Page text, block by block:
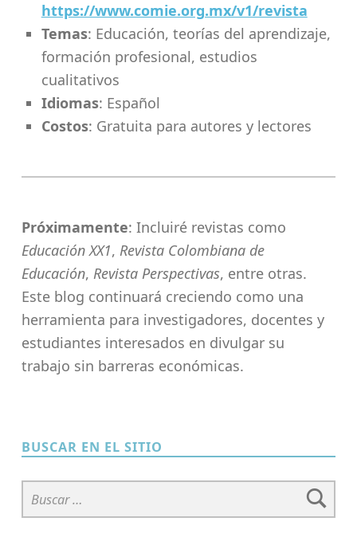
https://www.comie.org.mx/v1/revista
Temas: Educación, teorías del aprendizaje,
formación profesional, estudios
cualitativos
Idiomas: Español
Costos: Gratuita para autores y lectores
Próximamente: Incluiré revistas como
Educación XX1, Revista Colombiana de
Educación, Revista Perspectivas, entre otras.
Este blog continuará creciendo como una
herramienta para investigadores, docentes y
estudiantes interesados en divulgar su
trabajo sin barreras económicas.
Skip back to main navigation
BUSCAR EN EL SITIO
Buscar: